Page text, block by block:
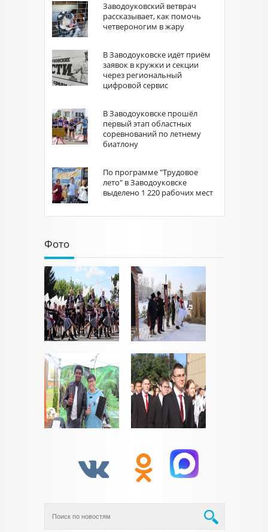
Заводоуковский ветврач
рассказывает, как помочь
четвероногим в жару
В Заводоуковске идёт приём
заявок в кружки и секции
через региональный
цифровой сервис
В Заводоуковске прошёл
первый этап областных
соревнований по летнему
биатлону
По программе "Трудовое
лето" в Заводоуковске
выделено 1 220 рабочих мест
Фото